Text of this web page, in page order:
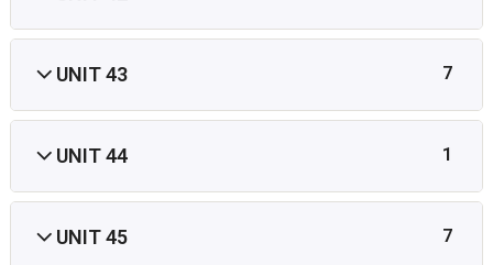
UNIT 43 7
UNIT 44 1
UNIT 45 7